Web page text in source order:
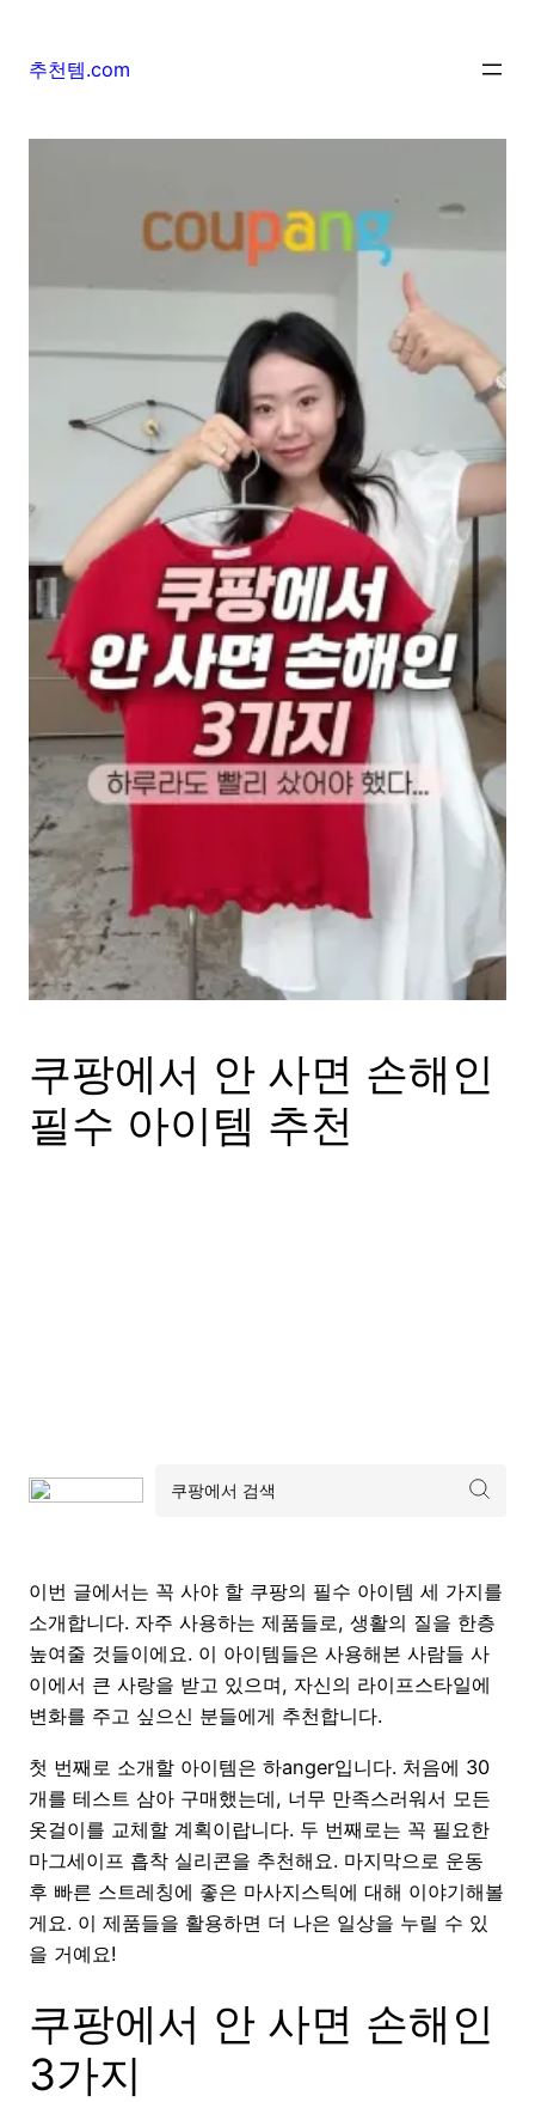
추천템.com
쿠팡에서 안 사면 손해인
필수 아이템 추천
이번 글에서는 꼭 사야 할 쿠팡의 필수 아이템 세 가지를
소개합니다. 자주 사용하는 제품들로, 생활의 질을 한층
높여줄 것들이에요. 이 아이템들은 사용해본 사람들 사
이에서 큰 사랑을 받고 있으며, 자신의 라이프스타일에
변화를 주고 싶으신 분들에게 추천합니다.
첫 번째로 소개할 아이템은 하anger입니다. 처음에 30
개를 테스트 삼아 구매했는데, 너무 만족스러워서 모든
옷걸이를 교체할 계획이랍니다. 두 번째로는 꼭 필요한
마그세이프 흡착 실리콘을 추천해요. 마지막으로 운동
후 빠른 스트레칭에 좋은 마사지스틱에 대해 이야기해볼
게요. 이 제품들을 활용하면 더 나은 일상을 누릴 수 있
을 거예요!
쿠팡에서 안 사면 손해인
3가지